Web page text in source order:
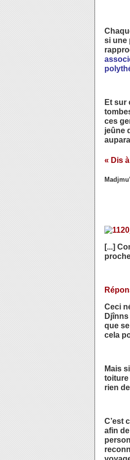
si une
Et sur
ces
jeûne
« Dis
[...]
Ceci
que
cela
Mais
toiture
rien
C’est
afin